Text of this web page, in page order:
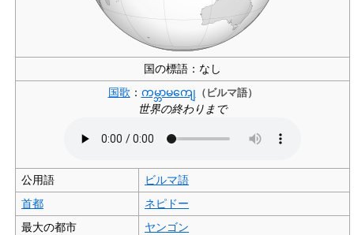
国の標語：なし
国歌 ： ကမ္ဘာမကျေ （ビルマ語）
世界の終わりまで
公用語
ビルマ語
首都
ネピドー
最大の都市
ヤンゴン